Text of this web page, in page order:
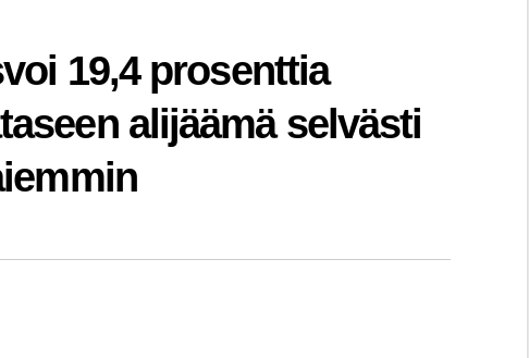
19,4 prosenttia
alijäämä selvästi